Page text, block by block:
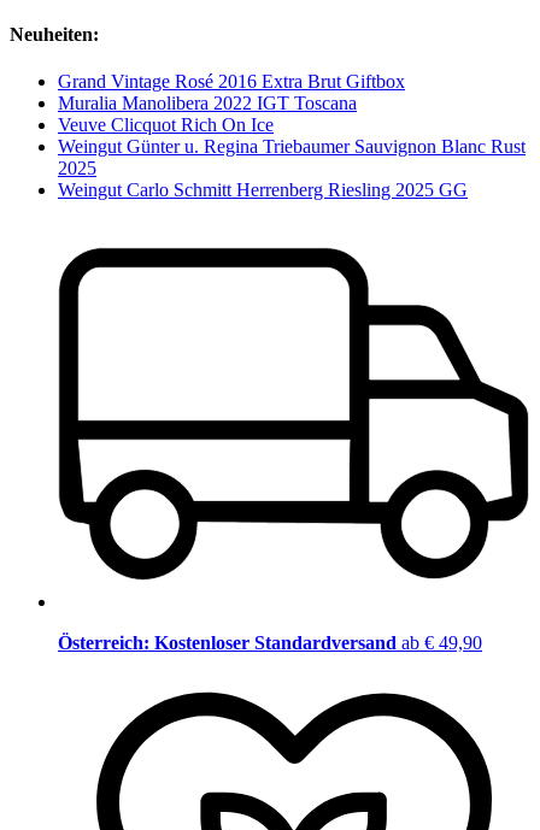
Neuheiten:
Grand Vintage Rosé 2016 Extra Brut Giftbox
Muralia Manolibera 2022 IGT Toscana
Veuve Clicquot Rich On Ice
Weingut Günter u. Regina Triebaumer Sauvignon Blanc Rust
2025
Weingut Carlo Schmitt Herrenberg Riesling 2025 GG
Österreich: Kostenloser Standardversand ab € 49,90